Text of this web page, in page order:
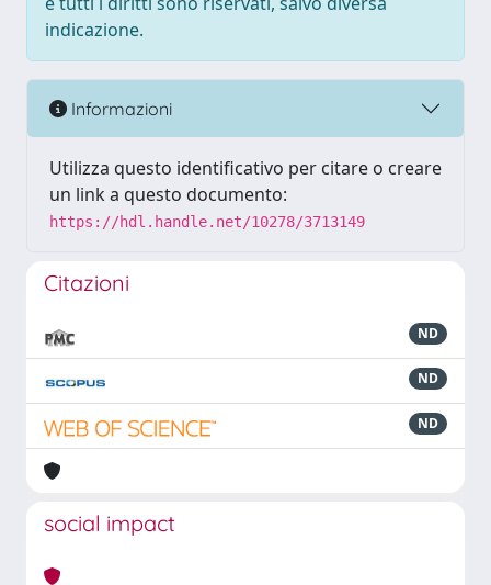
indicazione.
Informazioni
Utilizza questo identificativo per citare o creare
un link a questo documento:
https://hdl.handle.net/10278/3713149
Citazioni
ND
ND
ND
social impact